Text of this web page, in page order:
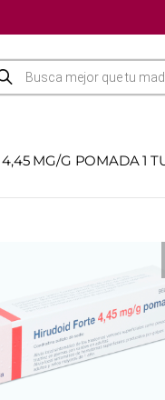
MG/G POMADA 1